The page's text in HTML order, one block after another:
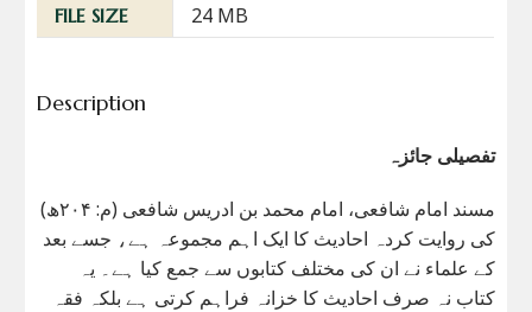
FILE SIZE 24 MB
Description
تفصیلی جائزہ
مسند امام شافعی، امام محمد بن ادریس شافعی (م: ۲۰۴ھ)
کی روایت کردہ احادیث کا ایک اہم مجموعہ ہے، جسے بعد
کے علماء نے ان کی مختلف کتابوں سے جمع کیا ہے۔ یہ
کتاب نہ صرف احادیث کا خزانہ فراہم کرتی ہے بلکہ فقہ